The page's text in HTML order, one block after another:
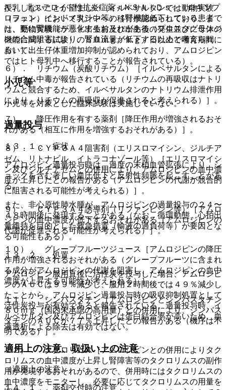
授乳しないことが望ましい（イルベサルタンでは動物実験
（ラット）において乳汁中への移行が認められており、ま
た、動物実験（ラット出生前及び出生後の発生並びに母体の
機能に関する試験）の５０ｍｇ／ｋｇ／日以上で哺育期間に
おいて出生仔体重増加抑制が認められており、アムロジピン
ではヒト母乳中へ移行することが報告されている）。
小児等
小児等を対象とした臨床試験は実施していない。
過量投与
１３．１． 症状
アムロジピン過量投与時は、過度の末梢血管拡張により、シ
ョックを含む著しい血圧低下と反射性頻脈を起こすことがあ
る。
また、非心原性肺水腫が、アムロジピンの過量投与の２４〜
４８時間後に発現することがある（なお、循環動態、心拍出
量維持を目的とした救急措置（輸液の過負荷等）が要因とな
る可能性もある）。
１３．２． 処置
アムロジピン服用直後に活性炭を投与した場合、アムロジピ
ンのＡＵＣは９９％減少し、服用２時間後では４９％減少し
たことから、アムロジピン過量投与時の吸収抑制処置として
活性炭投与が有効であると報告されている。過量投与時、イ
ルベサルタン及びアムロジピンは蛋白結合率が高いため、血
液透析による除去は有効ではない。
適用上の注意、取扱い上の注意
（適用上の注意）
１４．１． 薬剤交付時の注意
A． 非ステロイド性抗炎症薬＜ＮＳＡＩＤｓ＞（ロキソプ
ロフェン、インドメタシン等）［腎機能低下している患者で
は、更に腎機能が悪化するおそれがある（プロスタグランジ
ンの合成阻害により、腎血流量が低下するためと考えられ
る）］。
６）． リチウム（炭酸リチウム）［イルベサルタンによる
リチウム中毒が報告されている（リチウムの再吸収はナトリ
ウムと競合するため、イルベサルタンのナトリウム排泄作用
により、リチウムの再吸収が促進されると考えられる）］。
７）． 降圧作用を有する薬剤［降圧作用が増強されるおそ
れがある（相互に作用を増強するおそれがある）］。
８）． ＣＹＰ３Ａ４阻害剤（エリスロマイシン、ジルチア
ゼム、リトナビル、イトラコナゾール等）［エリスロマイシ
ン及びジルチアゼムとの併用により、アムロジピンの血中濃
度が上昇したとの報告がある（アムロジピンの代謝が競合的
に阻害される可能性が考えられる）］。
９）． ＣＹＰ３Ａ４誘導剤（リファンピシン等）［アムロ
ジピンの血中濃度が低下するおそれがある（アムロジピンの
代謝が促進される可能性が考えられる）］。
１０）． グレープフルーツジュース［アムロジピンの降圧
作用が増強されるおそれがある（グレープフルーツに含まれ
る成分がアムロジピンの代謝を阻害し、アムロジピンの血中
濃度が上昇する可能性が考えられる）］。
１１）． シンバスタチン［アムロジピンとシンバスタチン
８０ｍｇ（国内未承認の高用量）との併用により、シンバス
タチンのＡＵＣが７７％上昇したとの報告がある（機序は不
明である）］。
１２）． タクロリムス［アムロジピンとの併用によりタク
ロリムスの血中濃度が上昇し腎障害等のタクロリムスの副作
用が発現するおそれがあるので、併用時にはタクロリムスの
血中濃度をモニターし、必要に応じてタクロリムスの用量を